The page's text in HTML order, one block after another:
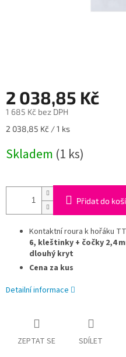
2 038,85 Kč
1 685 Kč bez DPH
Měrná
2 038,85 Kč / 1 ks
Skladem (1 ks)
Přidat do
Kontaktní roura k hořáku
6, kleštinky + čočky 2,4
dlouhý kryt
Cena za kus
Detailní informace
ZEPTAT SE SDÍLET